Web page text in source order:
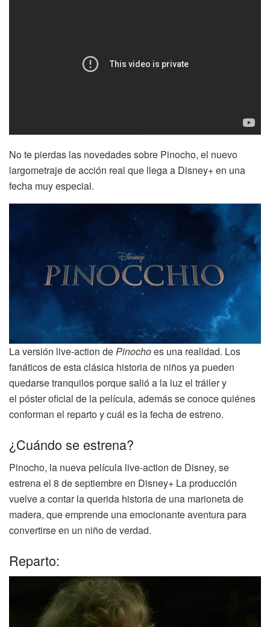
No te pierdas las novedades sobre Pinocho, el nuevo
largometraje de acción real que llega a Disney+ en una
fecha muy especial.
La versión live-action dePinochoes una realidad. Los
fanáticos de esta clásica historia de niños ya pueden
quedarse tranquilos porque salió a la luz el tráiler y
el póster oficial de la película, además se conoce quiénes
conforman el reparto y cuál es la fecha de estreno.
¿Cuándo se estrena?
Pinocho, la nueva película live-action de Disney, se
estrena el 8 de septiembre en Disney+ La producción
vuelve a contar la querida historia de una marioneta de
madera, que emprende una emocionante aventura para
convertirse en un niño de verdad.
Reparto: